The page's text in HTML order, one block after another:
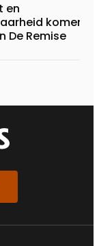
en
komen
De Remise